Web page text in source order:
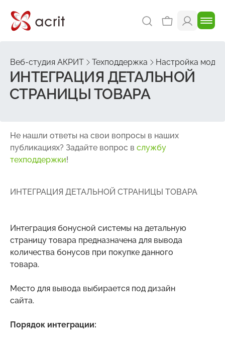
Веб-студия АКРИТ Техподдержка Настройка
ИНТЕГРАЦИЯ ДЕТАЛЬНОЙ
СТРАНИЦЫ ТОВАРА
Не нашли ответы на свои вопросы в наших
публикациях? Задайте вопрос в службу
техподдержки!
ИНТЕГРАЦИЯ ДЕТАЛЬНОЙ СТРАНИЦЫ ТОВАРА
Интеграция бонусной системы на детальную
страницу товара предназначена для вывода
количества бонусов при покупке данного
товара.
Место для вывода выбирается под дизайн
сайта.
Порядок интеграции: